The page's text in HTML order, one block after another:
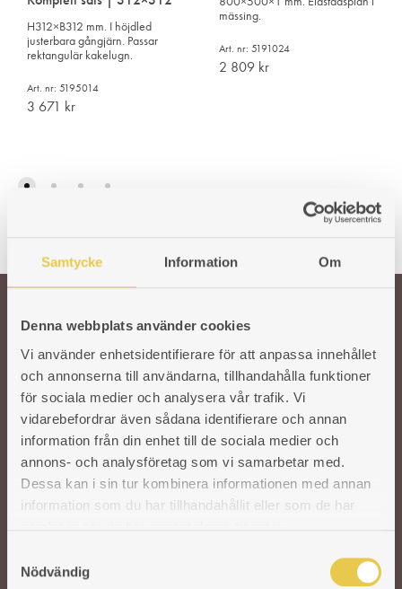
Samtycke Information Om
Denna webbplats använder cookies
Vi använder enhetsidentifierare för att anpassa innehållet
och annonserna till användarna, tillhandahålla funktioner
för sociala medier och analysera vår trafik. Vi
vidarebefordrar även sådana identifierare och annan
information från din enhet till de sociala medier och
annons- och analysföretag som vi samarbetar med.
Dessa kan i sin tur kombinera informationen med annan
information som du har tillhandahållit eller som de har
Nödvändig
H312×B312 mm. I höjdled
justerbara gångjärn. Passar
rektangulär kakelugn.
Art. nr: 5195014
3 671 kr
mässing.
Art. nr: 5191024
2 809 kr
Välkommen till oss!
Vår önskan är att hålla den svenska traditionen och hantverket kring
gjutjärnsspisar levande. För att säkra kvaliteten på våra produkter arbetar vi
med utvalda svenska och utländska gjuterier. I vår moderna fabrik i Reftele
tar erfarna och skickliga hantverkare vid. De finputsar och polerar varje del
innan de bygger ihop spisarna för hand. Ett gediget hantverk som aldrig går
ur tiden.